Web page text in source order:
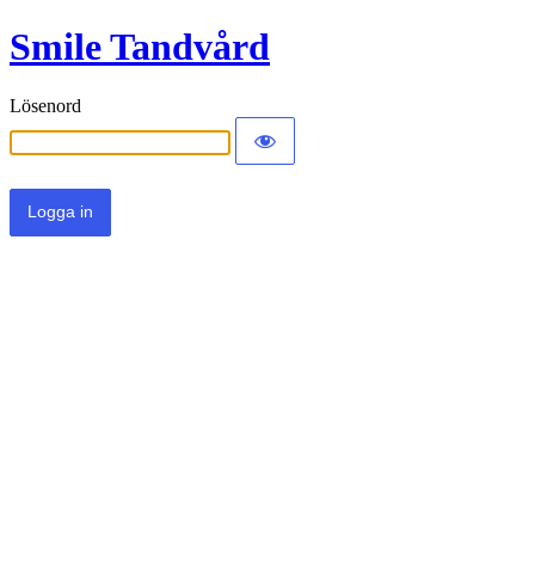
Smile Tandvård
Lösenord